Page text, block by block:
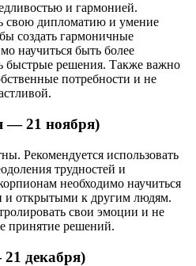
и гармонией.
свою дипломатию и умение
создать гармоничные
научиться быть более
быстрые решения. Также важно
потребности и не
— 21 ноября)
Рекомендуется использовать
трудностей и
необходимо научиться
и открытыми к другим людям.
свои эмоции и не
принятие решений.
декабря)